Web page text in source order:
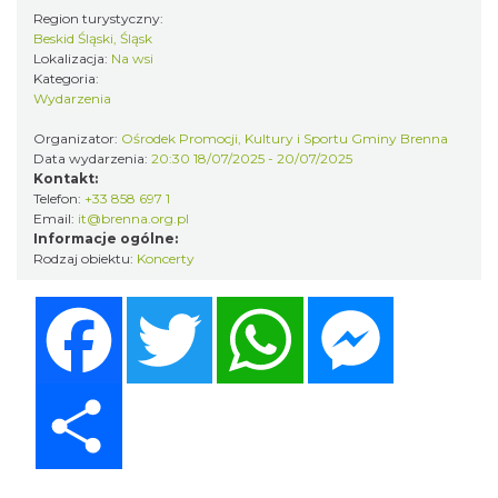
0.46 km
Święto Zielin - wykład i warsztaty: bukiety
na Zielną
2026-08-14
0.46 km
Region turystyczny:
Beskid Śląski, Śląsk
Lokalizacja: Na wsi
Kategoria:
Wydarzenia
Organizator: Ośrodek Promocji, Kultury i Sportu Gminy Brenna
Data wydarzenia: 20:30 18/07/2025 - 20/07/2025
Kontakt:
Telefon: +33 858 697 1
Email: it@brenna.org.pl
Informacje ogólne:
Rodzaj obiektu: Koncerty
Twitter WhatsApp